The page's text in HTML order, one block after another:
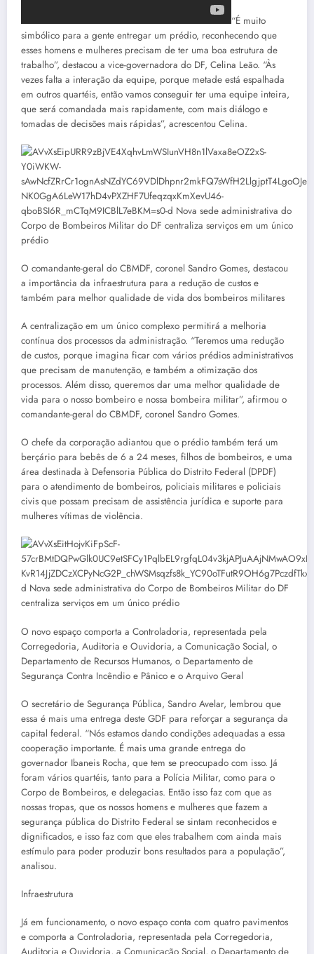
“É muito
simbólico para a gente entregar um prédio, reconhecendo que
esses homens e mulheres precisam de ter uma boa estrutura de
trabalho”, destacou a vice-governadora do DF, Celina Leão. “Às
vezes falta a interação da equipe, porque metade está espalhada
em outros quartéis, então vamos conseguir ter uma equipe inteira,
que será comandada mais rapidamente, com mais diálogo e
tomadas de decisões mais rápidas”, acrescentou Celina.
O comandante-geral do CBMDF, coronel Sandro Gomes, destacou
a importância da infraestrutura para a redução de custos e
também para melhor qualidade de vida dos bombeiros militares
A centralização em um único complexo permitirá a melhoria
contínua dos processos da administração. “Teremos uma redução
de custos, porque imagina ficar com vários prédios administrativos
que precisam de manutenção, e também a otimização dos
processos. Além disso, queremos dar uma melhor qualidade de
vida para o nosso bombeiro e nossa bombeira militar”, afirmou o
comandante-geral do CBMDF, coronel Sandro Gomes.
O chefe da corporação adiantou que o prédio também terá um
berçário para bebês de 6 a 24 meses, filhos de bombeiros, e uma
área destinada à Defensoria Pública do Distrito Federal (DPDF)
para o atendimento de bombeiros, policiais militares e policiais
civis que possam precisam de assistência jurídica e suporte para
mulheres vítimas de violência.
O novo espaço comporta a Controladoria, representada pela
Corregedoria, Auditoria e Ouvidoria, a Comunicação Social, o
Departamento de Recursos Humanos, o Departamento de
Segurança Contra Incêndio e Pânico e o Arquivo Geral
O secretário de Segurança Pública, Sandro Avelar, lembrou que
essa é mais uma entrega deste GDF para reforçar a segurança da
capital federal. “Nós estamos dando condições adequadas a essa
cooperação importante. É mais uma grande entrega do
governador Ibaneis Rocha, que tem se preocupado com isso. Já
foram vários quartéis, tanto para a Polícia Militar, como para o
Corpo de Bombeiros, e delegacias. Então isso faz com que as
nossas tropas, que os nossos homens e mulheres que fazem a
segurança pública do Distrito Federal se sintam reconhecidos e
dignificados, e isso faz com que eles trabalhem com ainda mais
estímulo para poder produzir bons resultados para a população”,
analisou.
Infraestrutura
Já em funcionamento, o novo espaço conta com quatro pavimentos
e comporta a Controladoria, representada pela Corregedoria,